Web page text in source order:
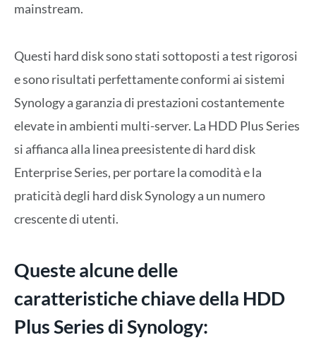
mainstream.
Questi hard disk sono stati sottoposti a test rigorosi
e sono risultati perfettamente conformi ai sistemi
Synology a garanzia di prestazioni costantemente
elevate in ambienti multi-server. La HDD Plus Series
si affianca alla linea preesistente di hard disk
Enterprise Series, per portare la comodità e la
praticità degli hard disk Synology a un numero
crescente di utenti.
Queste alcune delle
caratteristiche chiave della HDD
Plus Series di Synology: